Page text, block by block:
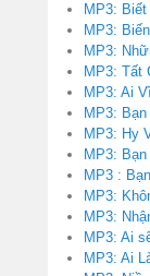
MP3:
MP3:
MP3:
MP3: Tất
MP3: Ai
MP3:
MP3: Hy
MP3:
MP3 :
MP3:
MP3:
MP3: Ai
MP3: Ai